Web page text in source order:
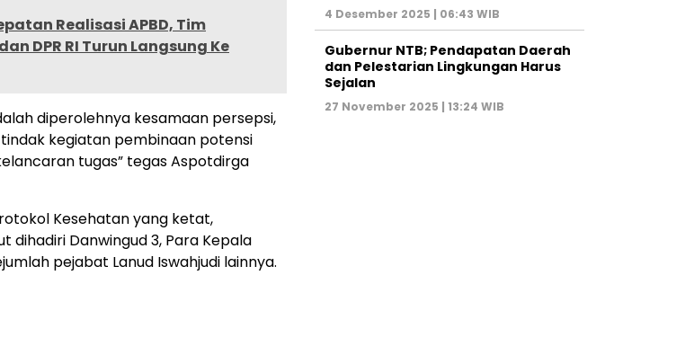
Realisasi APBD, Tim
DPR RI Turun Langsung Ke
diperolehnya kesamaan persepsi,
kegiatan pembinaan potensi
tugas” tegas Aspotdirga
Kesehatan yang ketat,
Danwingud 3, Para Kepala
pejabat Lanud Iswahjudi lainnya.
4 Desember 2025 | 06:43 WIB
Gubernur NTB; Pendapatan Daerah
dan Pelestarian Lingkungan Harus
Sejalan
27 November 2025 | 13:24 WIB